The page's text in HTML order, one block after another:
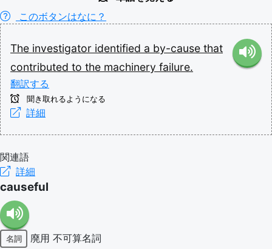
このボタンはなに？
The investigator identified a by-cause that
contributed to the machinery failure.
翻訳する
聞き取れるようになる
詳細
関連語
詳細
causeful
名詞 廃用 不可算名詞